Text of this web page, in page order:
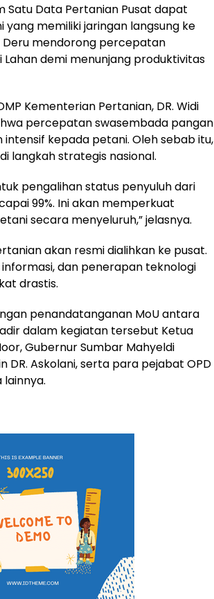
Satu Data Pertanian Pusat dapat
memiliki jaringan langsung ke
Deru mendorong percepatan
Lahan demi menunjang produktivitas
Kementerian Pertanian, DR. Widi
percepatan swasembada pangan
kepada petani. Oleh sebab itu,
langkah strategis nasional.
pengalihan status penyuluh dari
99%. Ini akan memperkuat
secara menyeluruh,” jelasnya.
akan resmi dialihkan ke pusat.
informasi, dan penerapan teknologi
drastis.
penandatanganan MoU antara
dalam kegiatan tersebut Ketua
Gubernur Sumbar Mahyeldi
DR. Askolani, serta para pejabat OPD